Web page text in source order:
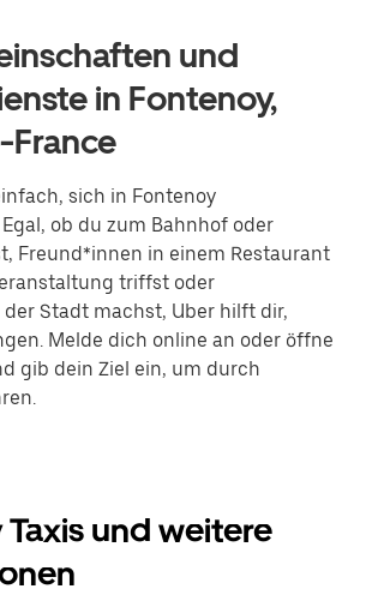
und
in Fontenoy,
sich in Fontenoy
ob du zum Bahnhof oder
Freund*innen in einem Restaurant
triffst oder
der Stadt machst, Uber hilft dir,
Melde dich online an oder öffne
gib dein Ziel ein, um durch
und weitere